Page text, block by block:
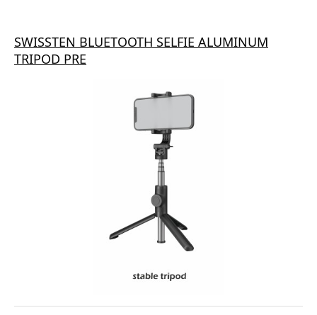
SWISSTEN BLUETOOTH SELFIE ALUMINUM
TRIPOD PRE